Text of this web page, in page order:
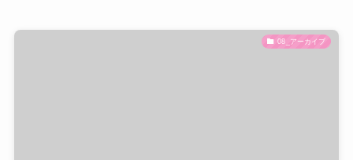
08_アーカイブ